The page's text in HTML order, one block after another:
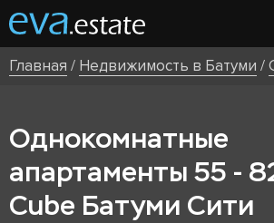
Главная / Недвижимость в Батуми /
Однокомнатные
апартаменты 55 -
Cube Батуми Сити